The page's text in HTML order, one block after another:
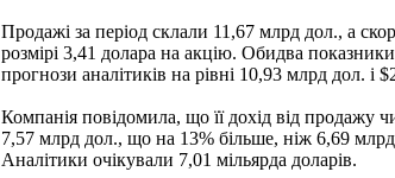
Продажі за період склали 11,67 млрд дол., а
розмірі 3,41 долара на акцію. Обидва
прогнози аналітиків на рівні 10,93 млрд дол. і
Компанія повідомила, що її дохід від продажу
7,57 млрд дол., що на 13% більше, ніж 6,69
Аналітики очікували 7,01 мільярда доларів.